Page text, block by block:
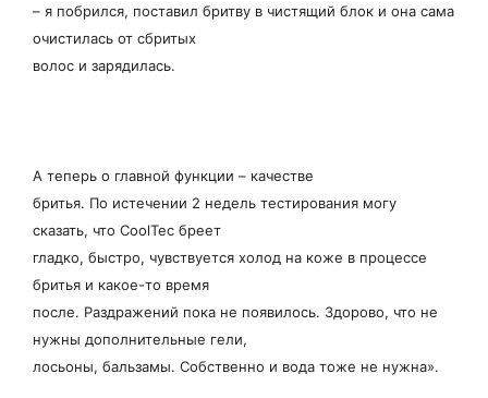
– я побрился, поставил бритву в чистящий блок и она сама
очистилась от сбритых
волос и зарядилась.
А теперь о главной функции – качестве
бритья. По истечении 2 недель тестирования могу
сказать, что CoolTec бреет
гладко, быстро, чувствуется холод на коже в процессе
бритья и какое-то время
после. Раздражений пока не появилось. Здорово, что не
нужны дополнительные гели,
лосьоны, бальзамы. Собственно и вода тоже не нужна».